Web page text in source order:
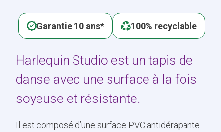
Harlequin Studio est un tapis de
danse avec une surface à la fois
soyeuse et résistante.
Il est composé d’une surface PVC antidérapante
Garantie 10 ans* 100% recyclable